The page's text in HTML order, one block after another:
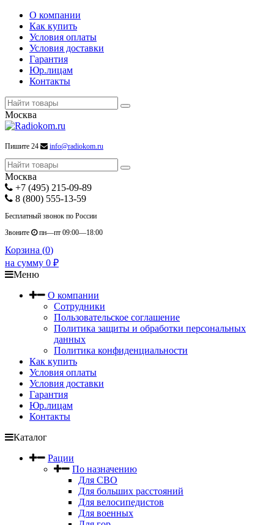
О компании
Как купить
Условия оплаты
Условия доставки
Гарантия
Юр.лицам
Контакты
Москва
Пишите 24 info@radiokom.ru
Москва
+7 (495) 215-09-89
8 (800) 555-13-59
Бесплатный звонок по России
Звоните
пн—пт 09:00—18:00
Корзина (0)
на сумму 0 ₽
Меню
О компании
Сотрудники
Пользовательское соглашение
Политика защиты и обработки персональных
данных
Политика конфиденциальности
Как купить
Условия оплаты
Условия доставки
Гарантия
Юр.лицам
Контакты
Каталог
Рации
По назначению
Для СВО
Для больших расстояний
Для велосипедистов
Для военных